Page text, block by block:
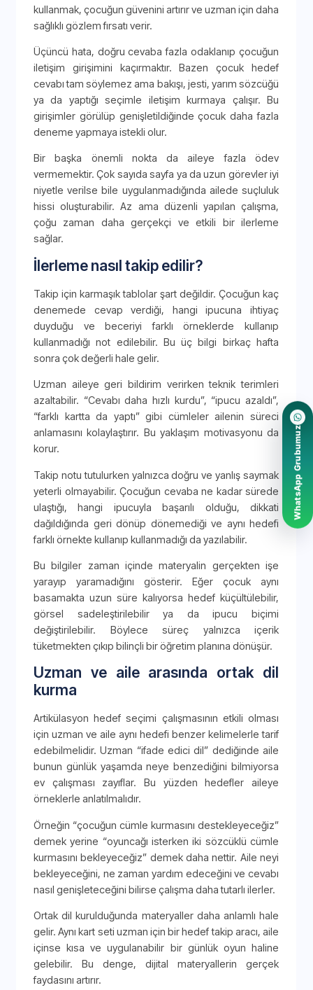
kullanmak, çocuğun güvenini artırır ve uzman için daha
sağlıklı gözlem fırsatı verir.
Üçüncü hata, doğru cevaba fazla odaklanıp çocuğun
iletişim girişimini kaçırmaktır. Bazen çocuk hedef
cevabı tam söylemez ama bakışı, jesti, yarım sözcüğü
ya da yaptığı seçimle iletişim kurmaya çalışır. Bu
girişimler görülüp genişletildiğinde çocuk daha fazla
deneme yapmaya istekli olur.
Bir başka önemli nokta da aileye fazla ödev
vermemektir. Çok sayıda sayfa ya da uzun görevler iyi
niyetle verilse bile uygulanmadığında ailede suçluluk
hissi oluşturabilir. Az ama düzenli yapılan çalışma,
çoğu zaman daha gerçekçi ve etkili bir ilerleme
sağlar.
İlerleme nasıl takip edilir?
Takip için karmaşık tablolar şart değildir. Çocuğun kaç
denemede cevap verdiği, hangi ipucuna ihtiyaç
duyduğu ve beceriyi farklı örneklerde kullanıp
kullanmadığı not edilebilir. Bu üç bilgi birkaç hafta
sonra çok değerli hale gelir.
Uzman aileye geri bildirim verirken teknik terimleri
azaltabilir. “Cevabı daha hızlı kurdu”, “ipucu azaldı”,
“farklı kartta da yaptı” gibi cümleler ailenin süreci
anlamasını kolaylaştırır. Bu yaklaşım motivasyonu da
korur.
Takip notu tutulurken yalnızca doğru ve yanlış saymak
yeterli olmayabilir. Çocuğun cevaba ne kadar sürede
ulaştığı, hangi ipucuyla başarılı olduğu, dikkati
dağıldığında geri dönüp dönemediği ve aynı hedefi
farklı örnekte kullanıp kullanmadığı da yazılabilir.
Bu bilgiler zaman içinde materyalin gerçekten işe
yarayıp yaramadığını gösterir. Eğer çocuk aynı
basamakta uzun süre kalıyorsa hedef küçültülebilir,
görsel sadeleştirilebilir ya da ipucu biçimi
değiştirilebilir. Böylece süreç yalnızca içerik
tüketmekten çıkıp bilinçli bir öğretim planına dönüşür.
Uzman ve aile arasında ortak dil
kurma
Artikülasyon hedef seçimi çalışmasının etkili olması
için uzman ve aile aynı hedefi benzer kelimelerle tarif
edebilmelidir. Uzman “ifade edici dil” dediğinde aile
bunun günlük yaşamda neye benzediğini bilmiyorsa
ev çalışması zayıflar. Bu yüzden hedefler aileye
örneklerle anlatılmalıdır.
Örneğin “çocuğun cümle kurmasını destekleyeceğiz”
demek yerine “oyuncağı isterken iki sözcüklü cümle
kurmasını bekleyeceğiz” demek daha nettir. Aile neyi
bekleyeceğini, ne zaman yardım edeceğini ve cevabı
nasıl genişleteceğini bilirse çalışma daha tutarlı ilerler.
Ortak dil kurulduğunda materyaller daha anlamlı hale
gelir. Aynı kart seti uzman için bir hedef takip aracı, aile
içinse kısa ve uygulanabilir bir günlük oyun haline
gelebilir. Bu denge, dijital materyallerin gerçek
faydasını artırır.
WhatsApp Grubumuz